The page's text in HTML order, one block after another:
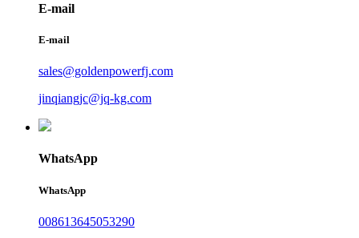
E-mail
E-mail
sales@goldenpowerfj.com
jinqiangjc@jq-kg.com
WhatsApp
WhatsApp
008613645053290